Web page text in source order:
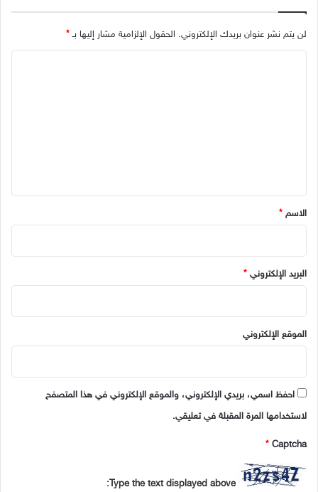
لن يتم نشر عنوان بريدك الإلكتروني. الحقول الإلزامية مشار إليها بـ*
*
الاسم *
البريد الإلكتروني *
الموقع الإلكتروني
احفظ اسمي، بريدي الإلكتروني، والموقع الإلكتروني في هذا المتصفح
لاستخدامها المرة المقبلة في تعليقي.
Captcha
*
Type the text displayed above: